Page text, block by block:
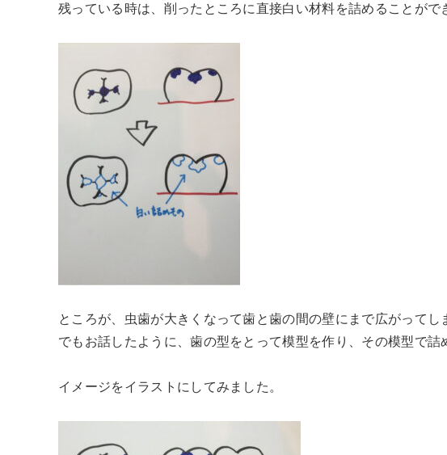
残っている時は、削ったところに直接白い材料を詰めることがで
ところが、虫歯が大きくなって歯と歯の間の壁にまで広がって
でもお話したように、歯の型をとって模型を作り、その模型で詰
イメージをイラストにしてみました。